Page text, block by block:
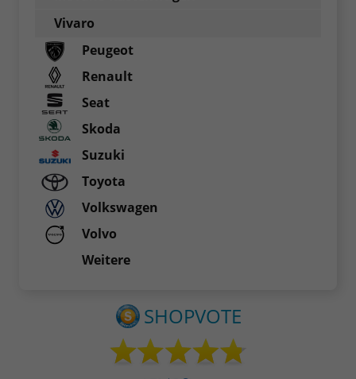
Vivaro
Peugeot
Renault
Seat
Skoda
Suzuki
Toyota
Volkswagen
Volvo
Weitere